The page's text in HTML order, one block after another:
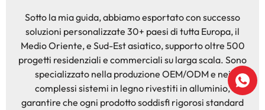
Sotto la mia guida, abbiamo esportato con successo
soluzioni personalizzate 30+ paesi di tutta Europa, il
Medio Oriente, e Sud-Est asiatico, supporto oltre 500
progetti residenziali e commerciali su larga scala. Sono
specializzato nella produzione OEM/ODM e nei
complessi sistemi in legno rivestiti in alluminio,
garantire che ogni prodotto soddisfi rigorosi standard